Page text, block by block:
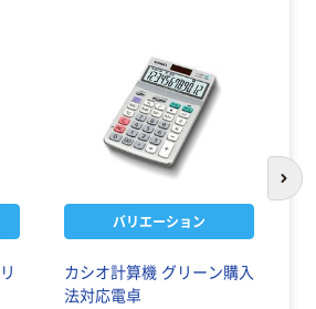
バリエーション
カシオ計算機 グリーン購入
法対応電卓
次